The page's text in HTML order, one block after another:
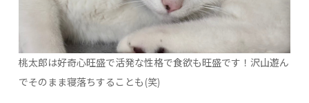
桃太郎は好奇心旺盛で活発な性格で食欲も旺盛です！沢山遊ん
でそのまま寝落ちすることも(笑)